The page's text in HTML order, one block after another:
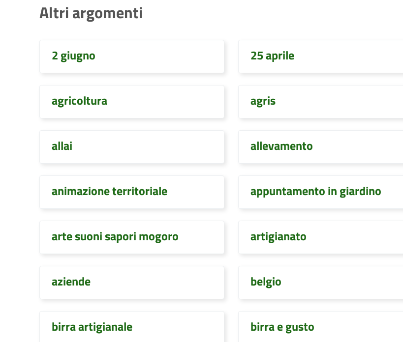
Altri argomenti
2 giugno 25 aprile
agricoltura agris
allai allevamento
animazione territoriale appuntamento in giardino
arte suoni sapori mogoro artigianato
aziende belgio
birra artigianale birra e gusto